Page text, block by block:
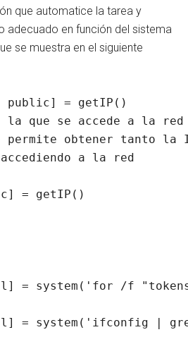
que automatice la tarea y
adecuado en función del sistema
se muestra en el siguiente
= getIP()
la que se accede a la red
permite obtener tanto
a la red
= getIP()
= system('for /f
= system('ifconfig |